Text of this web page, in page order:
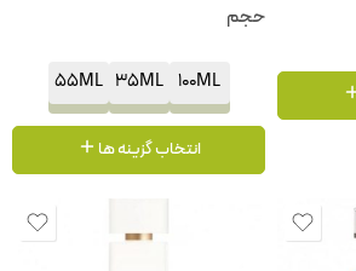
حجم
100ML
35ML
55ML
انتخاب گزینه ها